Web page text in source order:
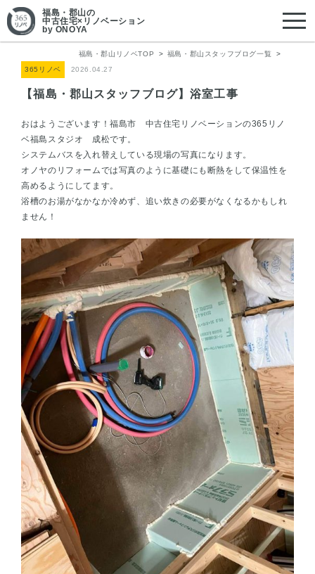
福島・郡山の
中古住宅×リノベーション
by ONOYA
福島・郡山リノベTOP
福島・郡山スタッフブログ一覧
365リノベ
2026.04.27
【福島・郡山スタッフブログ】浴室工事
おはようございます！福島市 中古住宅リノベーションの365リノ
ベ福島スタジオ 成松です。
システムバスを入れ替えしている現場の写真になります。
オノヤのリフォームでは写真のように基礎にも断熱をして保温性を
高めるようにしてます。
浴槽のお湯がなかなか冷めず、追い炊きの必要がなくなるかもしれ
ません！